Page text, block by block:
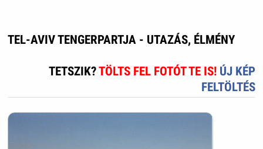
TEL-AVIV TENGERPARTJA - UTAZÁS, ÉLMÉNY
TETSZIK?TÖLTS FEL FOTÓT TE IS! ÚJ KÉP
FELTÖLTÉS